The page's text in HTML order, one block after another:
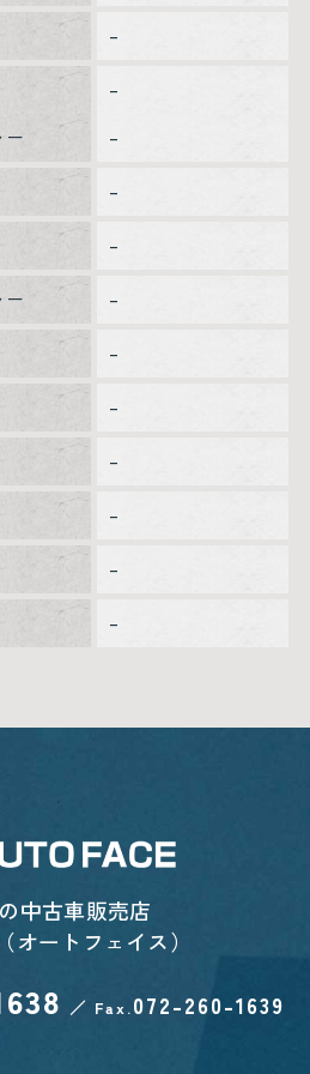
–
–
ー
–
–
–
ー –
–
–
–
–
–
–
中古車販売店
オートフェイス）
／ Fax.072-260-1639